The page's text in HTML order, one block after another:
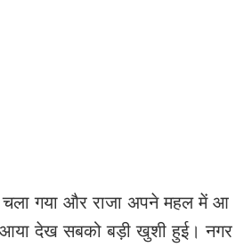
गया और राजा अपने महल में आ
आया देख सबको बड़ी खुशी हुई। नगर